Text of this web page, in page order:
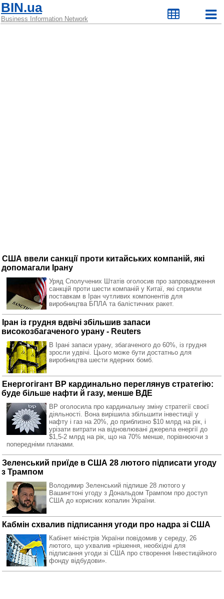
BIN.ua
Business Information Network
США ввели санкції проти китайських компаній, які
допомагали Ірану
Уряд Сполучених Штатів оголосив про запровадження
санкцій проти шести компаній у Китаї, які сприяли
поставкам в Іран чутливих компонентів для
виробництва БПЛА та балістичних ракет.
Іран із грудня вдвічі збільшив запаси
високозбагаченого урану - Reuters
В Ірані запаси урану, збагаченого до 60%, із грудня
зросли удвічі. Цього може бути достатньо для
виробництва шести ядерних бомб.
Енергогігант BP кардинально переглянув стратегію:
буде більше нафти й газу, менше ВДЕ
BP оголосила про кардинальну зміну стратегії своєї
діяльності. Вона вирішила збільшити інвестиції у
нафту і газ на 20%, до приблизно $10 млрд на рік, і
урізати витрати на відновлювані джерела енергії до
$1,5-2 млрд на рік, що на 70% менше, порівнюючи з
попередніми планами.
Зеленський приїде в США 28 лютого підписати угоду
з Трампом
Володимир Зеленський підпише 28 лютого у
Вашингтоні угоду з Дональдом Трампом про доступ
США до корисних копалин України.
Кабмін схвалив підписання угоди про надра зі США
Кабінет міністрів України повідомив у середу, 26
лютого, що ухвалив «рішення, необхідні для
підписання угоди зі США про створення Інвестиційного
фонду відбудови».